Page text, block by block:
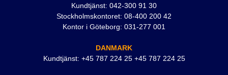
Kundtjänst: 042-300 91 30
Stockholmskontoret: 08-400 200 42
Kontor i Göteborg: 031-277 001
DANMARK
Kundtjänst: +45 787 224 25 +45 787 224 25